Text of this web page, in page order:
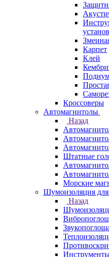
Карпет
Клей
Кроссоверы
Автомагнитолы
Назад
Штатные
Морские
Шумоизоляция
Назад